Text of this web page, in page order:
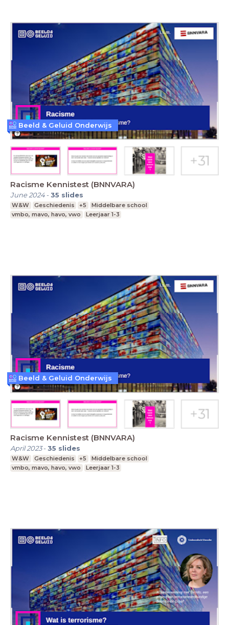
Racisme Kennistest (BNNVARA)
June 2024-35 slides
W&W Geschiedenis +5
Middelbare school
vmbo, mavo, havo, vwo
Leerjaar 1-3
Beeld & Geluid Onderwijs
Racisme Kennistest (BNNVARA)
April 2023-35 slides
W&W Geschiedenis +5
Middelbare school
vmbo, mavo, havo, vwo
Leerjaar 1-3
Beeld & Geluid Onderwijs